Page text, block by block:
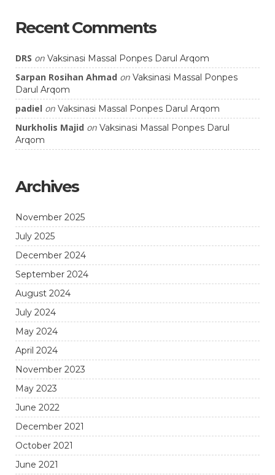
Recent Comments
DRS on Vaksinasi Massal Ponpes Darul Arqom
Sarpan Rosihan Ahmad on Vaksinasi Massal Ponpes
Darul Arqom
padiel on Vaksinasi Massal Ponpes Darul Arqom
Nurkholis Majid on Vaksinasi Massal Ponpes Darul
Arqom
Archives
November 2025
July 2025
December 2024
September 2024
August 2024
July 2024
May 2024
April 2024
November 2023
May 2023
June 2022
December 2021
October 2021
June 2021